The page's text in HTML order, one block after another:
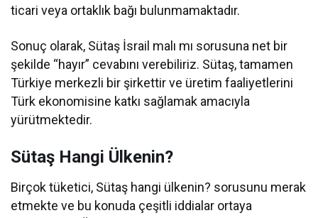
ticari veya ortaklık bağı bulunmamaktadır.
Sonuç olarak, Sütaş İsrail malı mı sorusuna net bir
şekilde “hayır” cevabını verebiliriz. Sütaş, tamamen
Türkiye merkezli bir şirkettir ve üretim faaliyetlerini
Türk ekonomisine katkı sağlamak amacıyla
yürütmektedir.
Sütaş Hangi Ülkenin?
Birçok tüketici, Sütaş hangi ülkenin? sorusunu merak
etmekte ve bu konuda çeşitli iddialar ortaya